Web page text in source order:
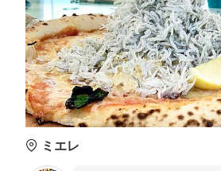
ミエレ